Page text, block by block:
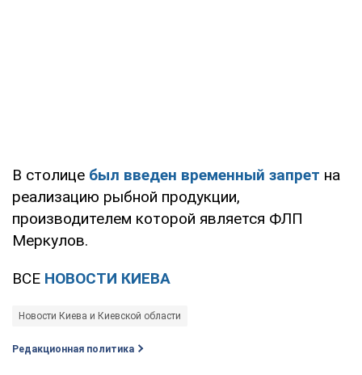
В столице был введен временный запрет на
реализацию рыбной продукции,
производителем которой является ФЛП
Меркулов.
ВСЕ НОВОСТИ КИЕВА
Новости Киева и Киевской области
Редакционная политика